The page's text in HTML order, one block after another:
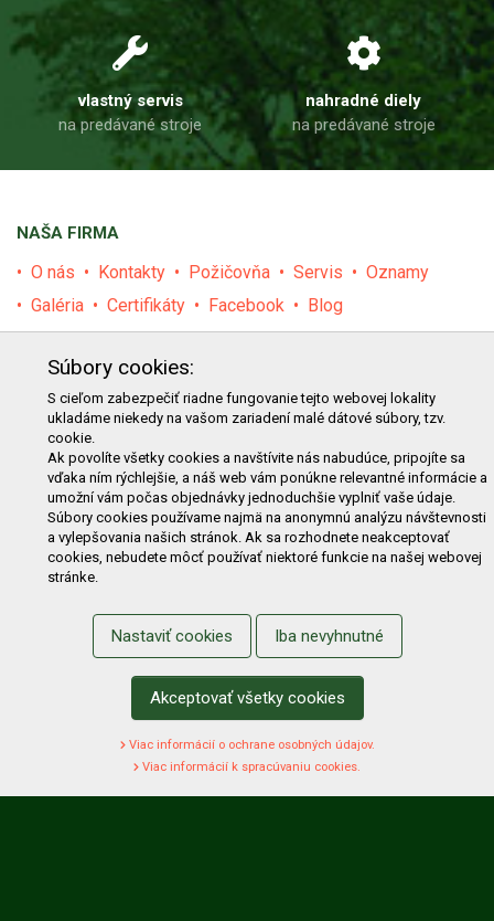
vlastný servis
na predávané stroje
nahradné diely
na predávané stroje
NAŠA FIRMA
O nás Kontakty Požičovňa Servis
Oznamy
Galéria
Certifikáty Facebook Blog
E-shop Akcie Darčekové poukážky
Katalógy
Zľavy
Novinky Predávané značky
Bazár
Výzvy pre obce a firmy
NAKUPOVANIE
Obchodné podmienky
Cenník prepravy
Reklamačný poriadok
Odstúpenie od kúpy
Protokol na odstúpenie od kúpy
Alternatívne riešenie sporu
Ochrana osobných údajov
Používanie cookies
Nákup na splátky
Registrácia Košík
Zmena údajov
Súbory cookies:
S cieľom zabezpečiť riadne fungovanie tejto webovej lokality
ukladáme niekedy na vašom zariadení malé dátové súbory, tzv.
cookie.
Ak povolíte všetky cookies a navštívite nás nabudúce, pripojíte sa
vďaka ním rýchlejšie, a náš web vám ponúkne relevantné informácie a
umožní vám počas objednávky jednoduchšie vyplniť vaše údaje.
Súbory cookies používame najmä na anonymnú analýzu návštevnosti
a vylepšovania našich stránok. Ak sa rozhodnete neakceptovať
cookies, nebudete môcť používať niektoré funkcie na našej webovej
stránke.
Nastaviť cookies Iba nevyhnutné
Akceptovať všetky cookies
Viac informácií o ochrane osobných údajov.
Viac informácií k spracúvaniu cookies.